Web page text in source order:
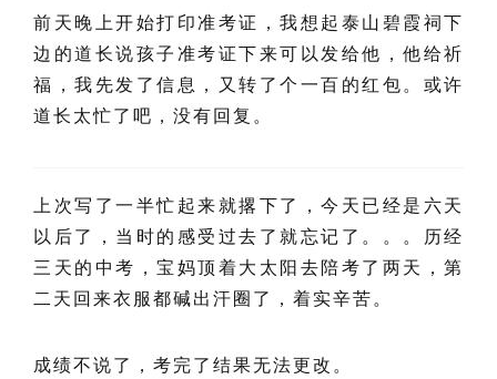
前天晚上开始打印准考证，我想起泰山碧霞祠下
边的道长说孩子准考证下来可以发给他，他给祈
福，我先发了信息，又转了个一百的红包。或许
道长太忙了吧，没有回复。
上次写了一半忙起来就撂下了，今天已经是六天
以后了，当时的感受过去了就忘记了。。。历经
三天的中考，宝妈顶着大太阳去陪考了两天，第
二天回来衣服都碱出汗圈了，着实辛苦。
成绩不说了，考完了结果无法更改。